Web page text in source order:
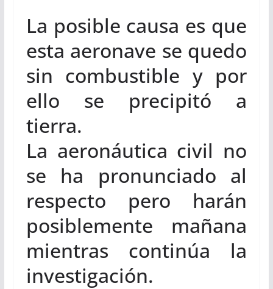
La posible causa es que
esta aeronave se quedo
sin combustible y por
ello se precipitó a
tierra.
La aeronáutica civil no
se ha pronunciado al
respecto pero harán
posiblemente mañana
mientras continúa la
investigación.